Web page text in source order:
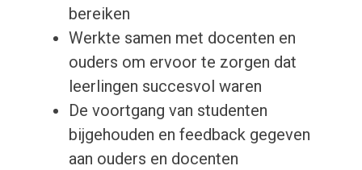
bereiken
Werkte samen met docenten en
ouders om ervoor te zorgen dat
leerlingen succesvol waren
De voortgang van studenten
bijgehouden en feedback gegeven
aan ouders en docenten